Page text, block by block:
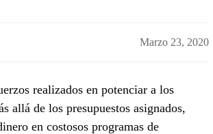
Marzo 23, 2020
realizados en potenciar a los
allá de los presupuestos asignados,
en costosos programas de